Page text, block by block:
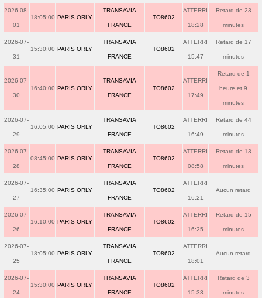
2026-08-
01
18:05:00 PARIS ORLY
TRANSAVIA
FRANCE
TO8602
ATTERRI
18:28
Retard de 23
minutes
2026-07-
31
15:30:00 PARIS ORLY
TRANSAVIA
FRANCE
TO8602
ATTERRI
15:47
Retard de 17
minutes
2026-07-
30
16:40:00 PARIS ORLY
TRANSAVIA
FRANCE
TO8602
ATTERRI
17:49
Retard de 1
heure et 9
minutes
2026-07-
29
16:05:00 PARIS ORLY
TRANSAVIA
FRANCE
TO8602
ATTERRI
16:49
Retard de 44
minutes
2026-07-
28
08:45:00 PARIS ORLY
TRANSAVIA
FRANCE
TO8602
ATTERRI
08:58
Retard de 13
minutes
2026-07-
27
16:35:00 PARIS ORLY
TRANSAVIA
FRANCE
TO8602
ATTERRI
16:21
Aucun retard
2026-07-
26
16:10:00 PARIS ORLY
TRANSAVIA
FRANCE
TO8602
ATTERRI
16:25
Retard de 15
minutes
2026-07-
25
18:05:00 PARIS ORLY
TRANSAVIA
FRANCE
TO8602
ATTERRI
18:01
Aucun retard
2026-07-
24
15:30:00 PARIS ORLY
TRANSAVIA
FRANCE
TO8602
ATTERRI
15:33
Retard de 3
minutes